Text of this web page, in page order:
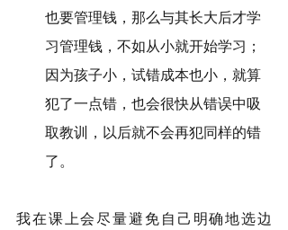
也要管理钱，那么与其长大后才学
习管理钱，不如从小就开始学习；
因为孩子小，试错成本也小，就算
犯了一点错，也会很快从错误中吸
取教训，以后就不会再犯同样的错
了。
我在课上会尽量避免自己明确地选边